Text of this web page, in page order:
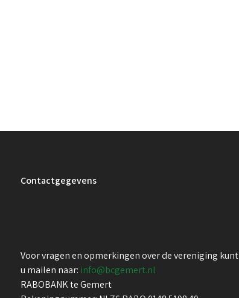
Contactgegevens
Voor vragen en opmerkingen over de vereniging kunt
u mailen naar: info@bcgemert.nl
RABOBANK te Gemert